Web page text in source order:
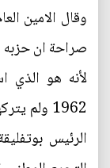
وقال الامين
صراحة ان حزبه
لأنه هو الذي